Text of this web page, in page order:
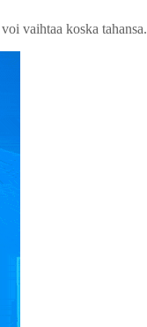
vaihtaa koska tahansa.